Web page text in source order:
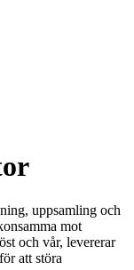
uppsamling och
mot
och vår, levererar
att störa